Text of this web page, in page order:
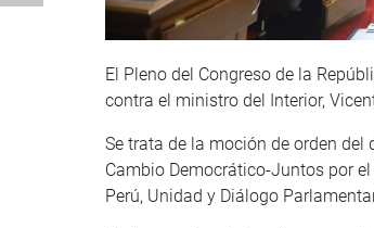
El Pleno del Congreso de la
contra el ministro del Interior,
Se trata de la moción de orden del
Cambio Democrático-Juntos por
Perú, Unidad y Diálogo